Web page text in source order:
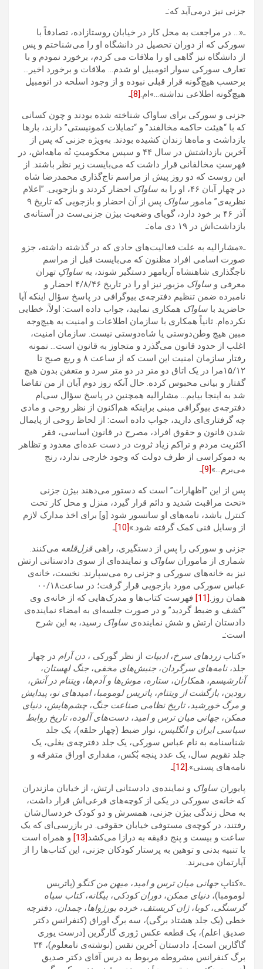
جزنی نیز درمی‌آید که:ـ
ـ«… در مراجعت به محل کار در خیابان روستازاده، تصادفاً با
سورکی که از دوران تحصیل در دانشگاه او را می‌شناختم و پس
از دانشگاه نیز گاهی او را ملاقات می کردم، برخورد نمودم و با
تعارف سورکی سوار اتومبیل او شدم… ملاقات و برخورد اخیر…
برحسب هیچ‌گونه قرار قبلی نبوده و از وجود اسلحه در اتومبیل
هیچ‌گونه اطلاعی نداشته…»ام.[8]
ـ
جزنی و سورکی برای ساواک شناخته شده‌ بودند و چون کسانی
که با “هیئت حاکمه مخالفند” و “تمایلات کمونیستی” دارند، بارها
بازداشت‌ و ماه‌ها زندان کشیده‌ بودند‌. به‌ویژه جزنی که پس از
آخرین بازداشتش در سال ۴۴ و سپس محکومیتِ نُه ماهه‌اش، در
فهرستِ مخالفانی قرار داشت که می‌بایست زیر نظر باشند. از
این روست که دو روز پیش از مراسم تاج‌گذاری محمدرضا شاه
در چهار آبان ۴۶، او را به
ساواک احضار کردند و بازجویی. ”اعلام
نظریه‌ی” مامور ساواک
پس از آن احضار و بازجویی که تاریخ ۹
آذر ۴۶ بر خود دارد، گویای وضعیت بیژن جزنی‌ست در‌ آستانه‌ی
بازداشت‌اش در ۱۹ دی ماه:ـ
ـ«مشارالیه به علت فعالیت‌های حادی که در گذشته داشته، جزو
صورت اسامی افراد مظنون که می‌بایست قبل از مراسم
تاجگذاری شاهنشاه آریامهر دستگیر شوند، به ساواکِ تهران
معرفی و ساواک
مزبور نیز او را در تاریخ ۴/۸/۴۶ احضار و
نامبرده ضمن تنظیم دفترچه‌ی بیوگرافی در پاسخ سؤال اینکه آیا
حاضرید با ساواک همکاری نمایید، جواب داده است: اولاً، خطایی
نکرده‌ام. ثانیاً همکاری با سازمان اطلاعات و امنیت به هیچ‌وجه
مبین هیچ وطن‌دوستی یا شاه‌دوستی نیست. سازمان امنیت،
اغلب از حدود قانون می‌گذرد و متجاوز به قانون است… نمونه
رفتار سازمان امنیت این است که از ساعت ۸ و ربع صبح تا
۱۵/۱۲مرا در یک اتاق دو متر در دو متر سرد و متعفن بدون هیچ
گفتار و بیانی محبوس کرده. حال آنکه روز دوم آبان از من تقاضا
شد به اینجا بیایم… مشارالیه همچنین در پاسخ سؤال سی‌ام
دفترچه‌ی بیوگرافی مبنی براینکه هم‌اکنون از نظر روحی و مادی
چه گرفتاری‌ای دارید، جواب داده است: از لحاظ روحی از پایمال
شدن قانون و حقوق افراد، مصرح در قانون اساسی، فقر
اکثریت مردم و تراکم زیاد ثروت در دست عده‌ای معدود و تظاهر
به دموکراسی از طرف دولت که وجود خارجی ندارد، رنج
می‌برم…»[9]
ـ
پس از این ”اظهارات” است که دستور می‌دهند بیژن جزنی
«تحت مراقبت شدید و دائم قرار گیرد، منزل و محل کار تحت
کنترل باشد، نامه‌های او سانسور شود [و] برای اخذ مدارک لازم
از وسایل فنی کمک گرفته شود.»[10]
ـ
جزنی و سورکی را پس از دستگیری، راهیقزل‌قلعه می‌‌کنند.
شماری از ماموران ساواک و نماینده‌ای از سوی دادستانی ارتش
نیز به خانه‌‌های سورکی و جزنی ره می‌سپارند. نخست، خانه‌ی‌
عباس سورکی‌ مورد بازجویی قرار گرفت؛ در ساعت۰۰/۱۸
همان روز.[11]
فهرست کتاب‌ها و مدرک‌هایی که از خانه‌ی وی
”کشف و ضبط گردید” و در صورت جلسه‌ای به امضاء نماینده‌ی
دادستان ارتش و شش نماینده‌ی ساواک رسید، به این شرح
است:ـ
«کتابزردهای سرخ،ادبیات از نظر گورکی ، دن آرام در چهار
جلد،نامه‌های سرگردان،جنبش‌های مخفی،جنگ لهستان،
آنارشیسم، همکاران، ستاره، موش‌ها و آدم‌ها، ویتنام در آتش،
رودین، بازگشت از ویتنام، پاتریس لومومبا،امیدهای نو، پیدایش
و مرگ خورشید،تاریخ نظامی صناعت جنگ، چشم‌هایش، دنیای
ممکن،جهانی میان ترس و امید، دست‌های آلوده،تاریخ روابط
سیاسی ایران و انگلیس، نوار ضبط (چهار حلقه)، یک جلد
شناسنامه به نام عباس سورکی، یک جلد دفترچه‌ی بغلی، یک
جلد تقویم سال، یک عدد پنجه ‌بُکس، مقداری اوراق متفرقه و
نامه‌های پستی».[12]
ـ
پایوران ساواک‌ و نماینده‌ی دادستانی ارتش، از خیابان مازندران
که خانه‌ی سورکی در یکی از کوچه‌های فرعی‌اش قرار داشت،
به محل زندگی بیژن جزنی، همسرش و دو کودک خردسال‌شان
رفتند، در کوچه‌ی مستوفی خیابان حقوقی. در بازرسی‌ای که یک
ساعت و بیست و پنج دقیقه به درازا می‌کشد[13]
و همراه است
با تنبیه بدنی و توهین به پرستار کودکان جزنی، این کتاب‌ها را از
آپارتمان می‌برند.
ـ«کتابِجهانی میان ترس و امید، میهن من کنگو (پاتریس
لومومبا)، دنیای ممکن، دوران کودکی، بیگانه،کتاب سیاه
گرسنگی،کوبا،ژان کریستف،خرده بورژواها،چمدان، دفترچه
خطی (یک جلد هشتاد برگی)، سه برگ اوراق (کنفرانس دکتر
صدیق اعلم)، یک قطعه عکس ژوری گارگرین [درست یوری
گاگارین است]، دادستان آخرین نقس (نوشته‌ی نامعلوم)، ۳۴
برگ کنفرانس مشروطه مربوط به درس آقای دکتر صدیق